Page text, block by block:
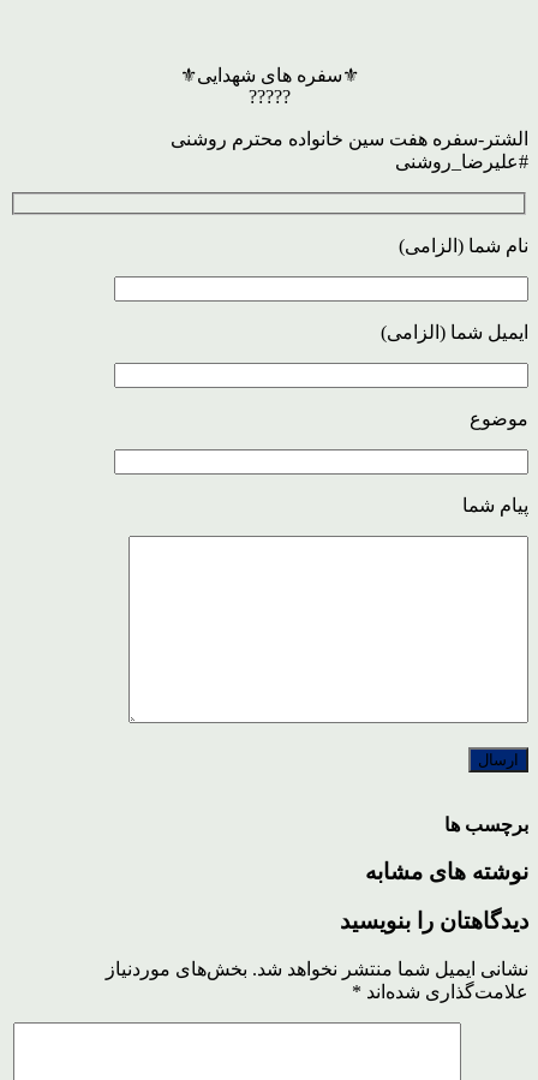
⚜سفره های شهدایی⚜
?????
الشتر-سفره هفت سین خانواده محترم روشنی
#علیرضا_روشنی
نام شما (الزامی)
ایمیل شما (الزامی)
موضوع
پیام شما
برچسب ها
نوشته های مشابه
دیدگاهتان را بنویسید
نشانی ایمیل شما منتشر نخواهد شد. بخش‌های موردنیاز
علامت‌گذاری شده‌اند *